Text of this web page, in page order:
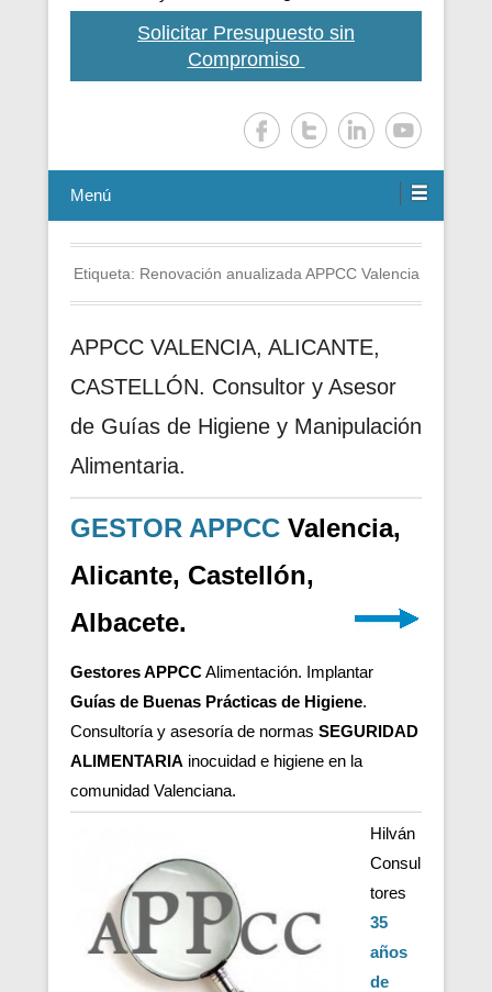
Solicitar Presupuesto sin
Compromiso
Menú
Etiqueta: Renovación anualizada APPCC Valencia
APPCC VALENCIA, ALICANTE,
CASTELLÓN. Consultor y Asesor
de Guías de Higiene y Manipulación
Alimentaria.
GESTOR APPCC Valencia,
Alicante, Castellón,
Albacete.
Gestores APPCCAlimentación. Implantar
Guías de Buenas Prácticas de Higiene.
Consultoría y asesoría de normas SEGURIDAD
ALIMENTARIA inocuidad e higiene en la
comunidad Valenciana.
Hilván
Consul
tores
35
años
de